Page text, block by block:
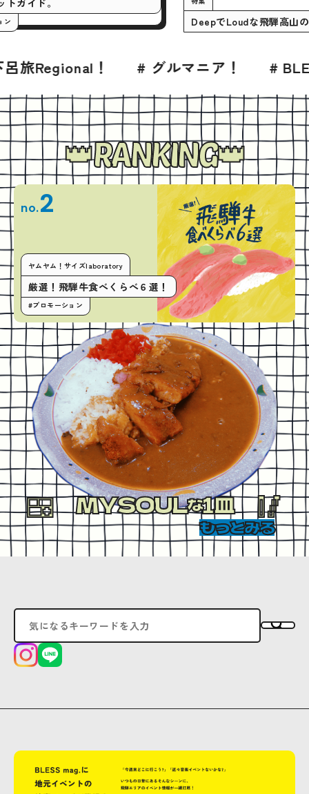
ころスポットガイド。
#プロモーション DeepでLoud
# グルマニア！ # BLESS 2026年7月号
RANKING
no.2
ヤムヤム！サイズlaboratory
厳選！飛騨牛食べくらべ６選！
#プロモーション
MYSOULな1皿
もっとみる